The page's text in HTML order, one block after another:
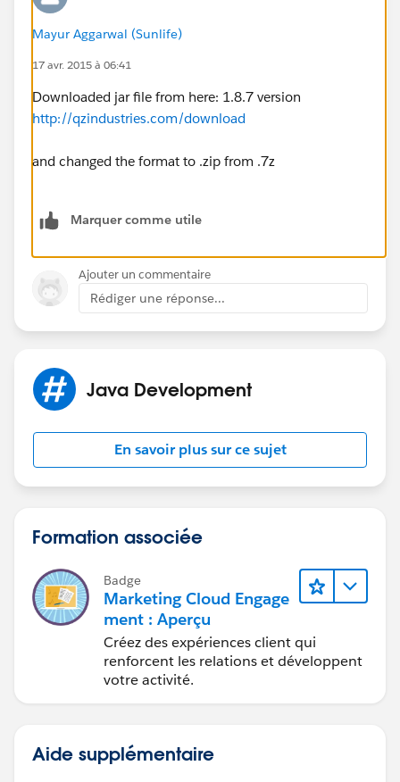
Mayur Aggarwal (Sunlife)
17 avr. 2015 à 06:41
Downloaded jar file from here: 1.8.7 version
http://qzindustries.com/download
and changed the format to .zip from .7z
Marquer comme utile
Ajouter un commentaire
Rédiger une réponse...
Java Development
En savoir plus sur ce sujet
Formation associée
Badge
Marketing Cloud Engage
ment : Aperçu
Créez des expériences client qui
renforcent les relations et développent
votre activité.
Aide supplémentaire